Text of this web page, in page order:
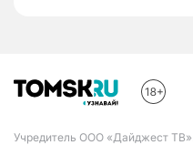
Учредитель ООО «Дайджест